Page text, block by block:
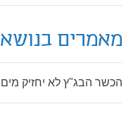
מאמרים בנושא
הכשר הבג"ץ לא יחזיק מים